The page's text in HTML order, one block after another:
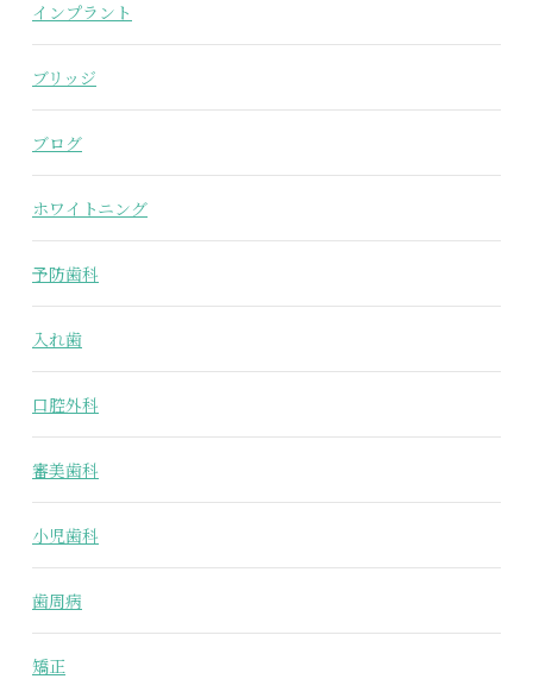
インプラント
ブリッジ
ブログ
ホワイトニング
予防歯科
入れ歯
口腔外科
審美歯科
小児歯科
歯周病
矯正